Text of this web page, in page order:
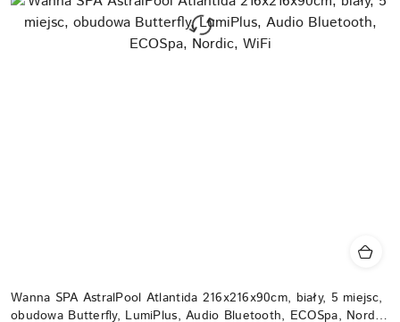
Wanna SPA AstralPool Atlantida 216x216x90cm, biały, 5 miejsc,
obudowa Butterfly, LumiPlus, Audio Bluetooth, ECOSpa, Nordic,